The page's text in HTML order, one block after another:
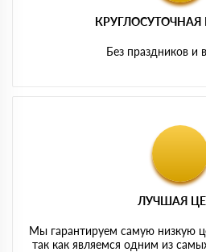
КРУГЛОСУТОЧНАЯ
Без праздников и
ЛУЧШАЯ
Мы гарантируем самую низкую
так как являемся одним из